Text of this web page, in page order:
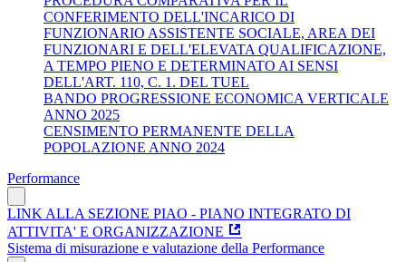
CONFERIMENTO DELL'INCARICO DI
FUNZIONARIO ASSISTENTE SOCIALE, AREA DEI
FUNZIONARI E DELL'ELEVATA QUALIFICAZIONE,
A TEMPO PIENO E DETERMINATO AI SENSI
DELL'ART. 110, C. 1. DEL TUEL
BANDO PROGRESSIONE ECONOMICA VERTICALE
ANNO 2025
CENSIMENTO PERMANENTE DELLA
POPOLAZIONE ANNO 2024
Performance
LINK ALLA SEZIONE PIAO - PIANO INTEGRATO DI
ATTIVITA' E ORGANIZZAZIONE
Sistema di misurazione e valutazione della Performance